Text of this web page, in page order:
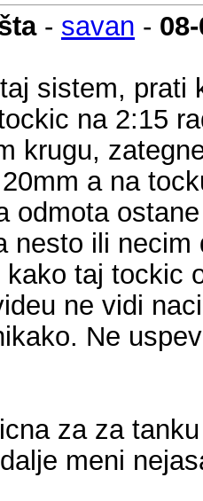
- savan -
sistem, prati
na 2:15
krugu,
a na
odmota
nesto ili
taj tockic
ne vidi
Ne
za za
meni